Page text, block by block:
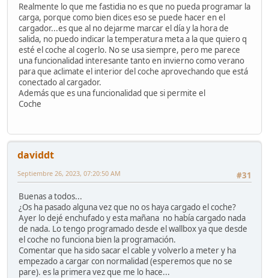
Realmente lo que me fastidia no es que no pueda programar la
carga, porque como bien dices eso se puede hacer en el
cargador...es que al no dejarme marcar el día y la hora de
salida, no puedo indicar la temperatura meta a la que quiero q
esté el coche al cogerlo. No se usa siempre, pero me parece
una funcionalidad interesante tanto en invierno como verano
para que aclimate el interior del coche aprovechando que está
conectado al cargador.
Además que es una funcionalidad que si permite el
Coche
daviddt
#31
Septiembre 26, 2023, 07:20:50 AM
Buenas a todos...
¿Os ha pasado alguna vez que no os haya cargado el coche?
Ayer lo dejé enchufado y esta mañana no había cargado nada
de nada. Lo tengo programado desde el wallbox ya que desde
el coche no funciona bien la programación.
Comentar que ha sido sacar el cable y volverlo a meter y ha
empezado a cargar con normalidad (esperemos que no se
pare). es la primera vez que me lo hace...